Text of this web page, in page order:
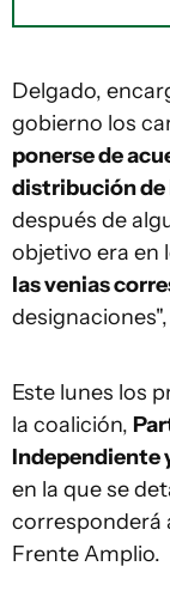
Delgado,
gobierno los
ponerse de
distribución de
después de
objetivo era en
las venias
Este lunes los
la coalición,
Independiente
en la que se
corresponderá
Frente Amplio.